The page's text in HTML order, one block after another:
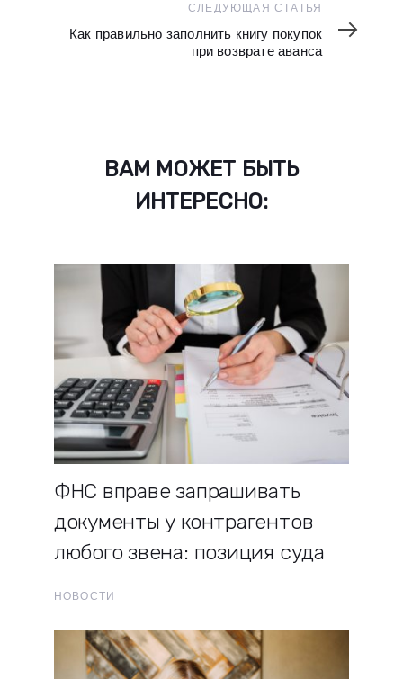
СЛЕДУЮЩАЯ СТАТЬЯ
Как правильно заполнить книгу покупок
при возврате аванса
ВАМ МОЖЕТ БЫТЬ
ИНТЕРЕСНО:
ФНС вправе запрашивать
документы у контрагентов
любого звена: позиция суда
НОВОСТИ